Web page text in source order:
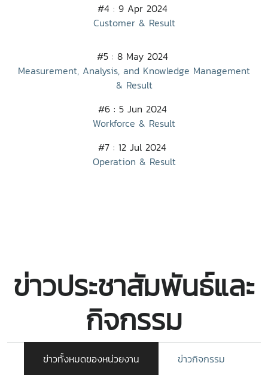
#4 : 9 Apr 2024
Customer & Result
#5 : 8 May 2024
Measurement, Analysis, and Knowledge Management
& Result
#6 : 5 Jun 2024
Workforce & Result
#7 : 12 Jul 2024
Operation & Result
ข่าวประชาสัมพันธ์และ
กิจกรรม
ข่าวทั้งหมดของหน่วยงาน ข่าวกิจกรรม